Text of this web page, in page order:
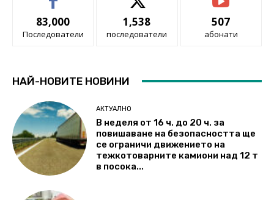
83,000
Последователи
1,538
последователи
507
абонати
НАЙ-НОВИТЕ НОВИНИ
АКТУАЛНО
В неделя от 16 ч. до 20 ч. за
повишаване на безопасността ще
се ограничи движението на
тежкотоварните камиони над 12 т
в посока...